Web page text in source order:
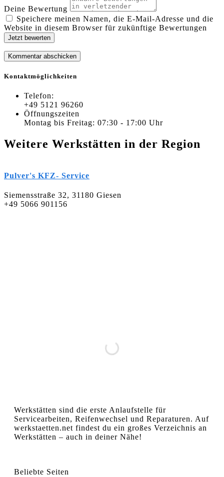
Deine Bewertung
Speichere meinen Namen, die E-Mail-Adresse und die
Website in diesem Browser für zukünftige Bewertungen
Jetzt bewerten
Kontaktmöglichkeiten
Telefon:
+49 5121 96260
Öffnungszeiten
Montag bis Freitag: 07:30 - 17:00 Uhr
Weitere Werkstätten in der Region
Pulver's KFZ- Service
Siemensstraße 32, 31180 Giesen
+49 5066 901156
Werkstätten sind die erste Anlaufstelle für
Servicearbeiten, Reifenwechsel und Reparaturen. Auf
werkstaetten.net findest du ein großes Verzeichnis an
Werkstätten – auch in deiner Nähe!
Beliebte Seiten